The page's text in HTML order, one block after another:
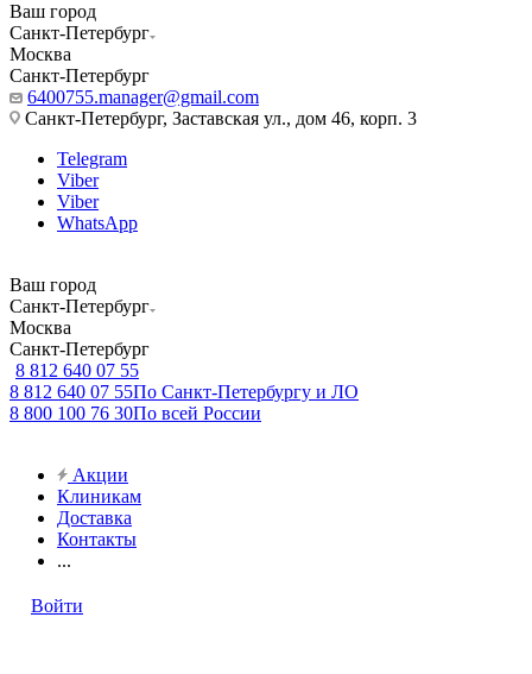
Ваш город
Санкт-Петербург
Москва
Санкт-Петербург
6400755.manager@gmail.com
Санкт-Петербург, Заставская ул., дом 46, корп. 3
Telegram
Viber
Viber
WhatsApp
Ваш город
Санкт-Петербург
Москва
Санкт-Петербург
8 812 640 07 55
8 812 640 07 55По Санкт-Петербургу и ЛО
8 800 100 76 30По всей России
Акции
Клиникам
Доставка
Контакты
...
Войти